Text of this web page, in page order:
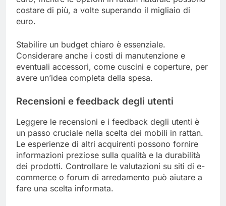
costare di più, a volte superando il migliaio di
euro.
Stabilire un budget chiaro è essenziale.
Considerare anche i costi di manutenzione e
eventuali accessori, come cuscini e coperture, per
avere un’idea completa della spesa.
Recensioni e feedback degli utenti
Leggere le recensioni e i feedback degli utenti è
un passo cruciale nella scelta dei mobili in rattan.
Le esperienze di altri acquirenti possono fornire
informazioni preziose sulla qualità e la durabilità
dei prodotti. Controllare le valutazioni su siti di e-
commerce o forum di arredamento può aiutare a
fare una scelta informata.